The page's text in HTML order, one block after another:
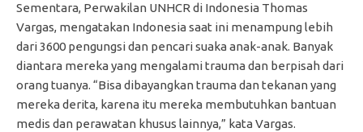
Sementara, Perwakilan UNHCR di Indonesia Thomas
Vargas, mengatakan Indonesia saat ini menampung lebih
dari 3600 pengungsi dan pencari suaka anak-anak. Banyak
diantara mereka yang mengalami trauma dan berpisah dari
orang tuanya. “Bisa dibayangkan trauma dan tekanan yang
mereka derita, karena itu mereka membutuhkan bantuan
medis dan perawatan khusus lainnya,” kata Vargas.